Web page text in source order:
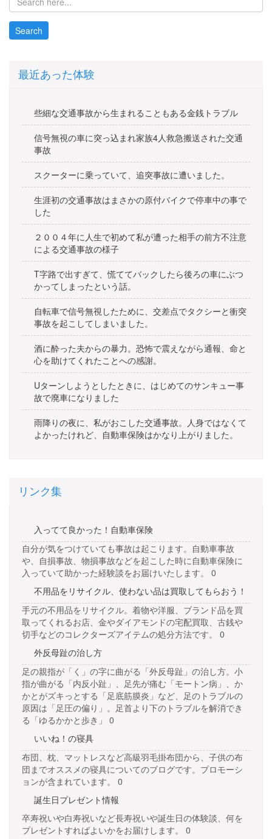
最近あった体験
些細な交通事故から生まれることもある金銭トラブル
信号無視の車に突っ込まれ家族4人救急搬送された交通
事故
スクーターに乗っていて、追突事故に遭いました。
生涯初の交通事故はまさかの原付バイクで停車中の事で
した
２００４年に人生で初めて私が遭った相手の前方不注意
による交通事故の様子
T字路で出すぎて、慌ててバックしたら後ろの車にぶつ
かってしまったという話。
自転車で信号無視したために、交差点でタクシーと衝突
事故を起こしてしまいました。
酒に酔った夫からの暴力。恐怖で震えながら通報、命と
心を助けてくれたことへの感謝。
Uターンしようとしたときに、はじめてのサンキュー事
故で廃車になりました
雨降りの夜に、私がおこした交通事故。人身ではなくて
よかったけれど、自動車保険はかなり上がりました。
リンク集
入ってて良かった！自動車保険
自分が気をつけていても事故は起こります。自動車事故
や、自損事故、物損事故などを起こした時に自動車保険に
入っていて助かった経験談をお届けいたします。 0
不用品をリサイクル、使わない品は買取してもらおう！
手元の不用品をリサイクル。着物や洋服、ブランド品を買
取ってくれるお店、金やダイアモンドの宅配買取、古銭や
切手などのコレクターズアイテムの処分方法です。 0
外反母趾の治し方
足の親指が「く」の字に曲がる「外反母趾」の治し方。小
指が曲がる「内反小趾」、足先が痛む「モートン病」、か
かとがズキっとする「足底筋膜炎」など、足のトラブルの
原因は「足圧の偏り」。足首より下のトラブルを解消でき
る「ゆるかかと歩き」 0
いいね！の寝具
布団、枕、マットレスなど高級羽毛掛布団から、子供の布
団までオススメの寝具についてのブログです。プロモーシ
ョンが含まれています。 0
誕生日プレゼント情報
卒寿祝いや白寿祝いなど長寿祝いや誕生日の体験談、何を
プレゼントすればよいかをお届けします。 0